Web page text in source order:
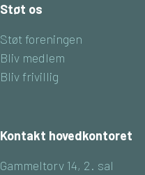
Støt os
Støt foreningen
Bliv medlem
Bliv frivillig
Kontakt hovedkontoret
Gammeltorv 14, 2. sal